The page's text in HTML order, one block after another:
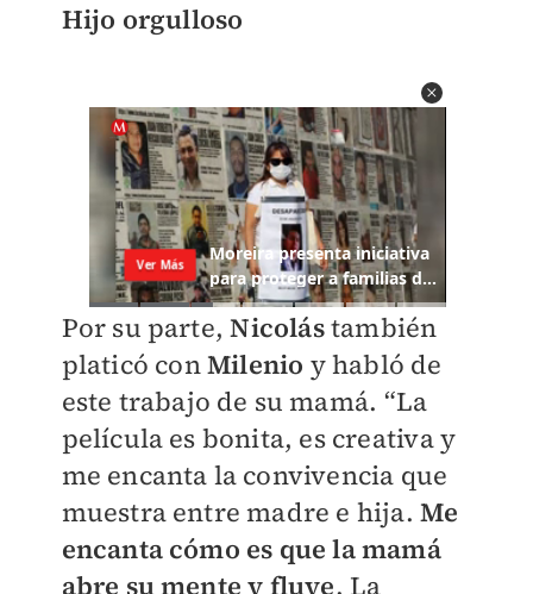
Hijo orgulloso
Por su parte,Nicolástambién
platicó conMilenio y habló de
este trabajo de su mamá. “La
película es bonita, es creativa y
me encanta la convivencia que
muestra entre madre e hija.Me
encanta cómo es que la mamá
abre su mente y fluye. La